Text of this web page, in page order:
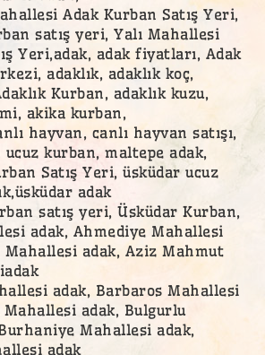
Adak Kurban Satış Yeri,
satış yeri, Yalı Mahallesi
Yeri,adak, adak fiyatları, Adak
adaklık, adaklık koç,
Kurban, adaklık kuzu,
akika kurban,
hayvan, canlı hayvan satışı,
ucuz kurban, maltepe adak,
Satış Yeri, üsküdar ucuz
adak
satış yeri, Üsküdar Kurban,
adak, Ahmediye Mahallesi
adak, Aziz Mahmut
adak, Barbaros Mahallesi
adak, Bulgurlu
Mahallesi adak,
adak